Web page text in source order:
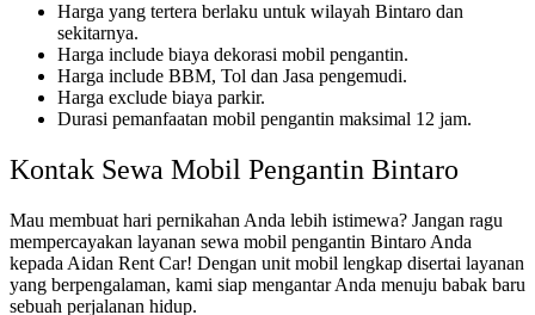
Harga yang tertera berlaku untuk wilayah Bintaro dan
sekitarnya.
Harga include biaya dekorasi mobil pengantin.
Harga include BBM, Tol dan Jasa pengemudi.
Harga exclude biaya parkir.
Durasi pemanfaatan mobil pengantin maksimal 12 jam.
Kontak Sewa Mobil Pengantin Bintaro
Mau membuat hari pernikahan Anda lebih istimewa? Jangan ragu
mempercayakan layanan sewa mobil pengantin Bintaro Anda
kepada Aidan Rent Car! Dengan unit mobil lengkap disertai layanan
yang berpengalaman, kami siap mengantar Anda menuju babak baru
sebuah perjalanan hidup.